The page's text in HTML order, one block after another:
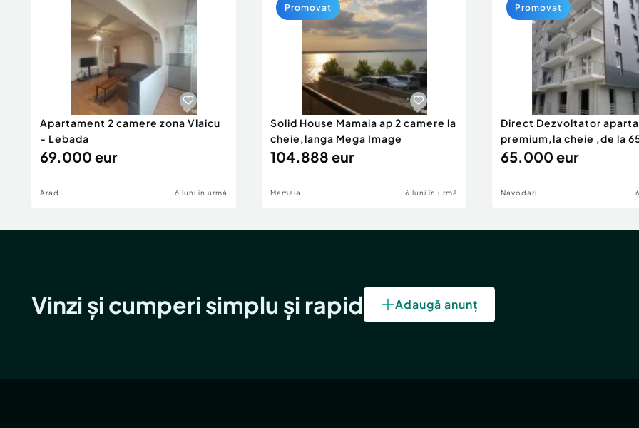
Apartament 2 camere zona Vlaicu
- Lebada
69.000 eur
Arad 6 luni în urmă
Solid House Mamaia ap 2 camere la
cheie,langa Mega Image
104.888 eur
Mamaia 6 luni în urmă
Promovat
Direct Dezvoltator
premium,la cheie ,de la
eur
65.000 eur
Navodari
Promovat
Vinzi și cumperi simplu și rapid Adaugă anunț